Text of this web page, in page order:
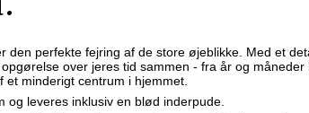
den perfekte fejring af de store øjeblikke. Med et
over jeres tid sammen - fra år og måneder
et minderigt centrum i hjemmet.
og leveres inklusiv en blød inderpude.